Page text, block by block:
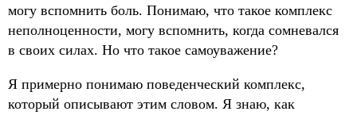
могу вспомнить боль. Понимаю, что такое комплекс
неполноценности, могу вспомнить, когда сомневался
в своих силах. Но что такое самоуважение?
Я примерно понимаю поведенческий комплекс,
который описывают этим словом. Я знаю, как